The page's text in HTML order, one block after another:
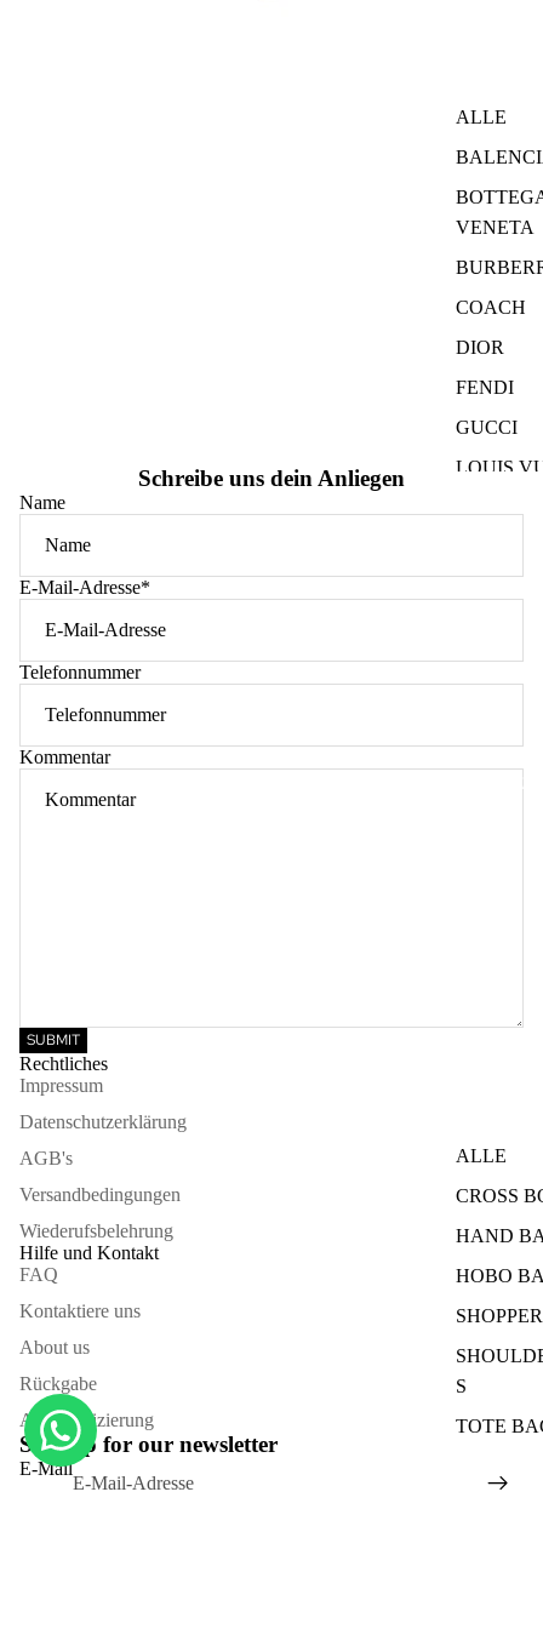
ALLE
VENETA
COACH
DIOR
FENDI
GUCCI
LOUIS
ALLE
CROSS
HAND
HOBO
SHOPPER
S
TOTE
Schreibe uns dein Anliegen
Name
E-Mail-Adresse*
Telefonnummer
Kommentar
SUBMIT
Rechtliches
Impressum
Datenschutzerklärung
AGB's
Versandbedingungen
Wiederufsbelehrung
Hilfe und Kontakt
FAQ
Kontaktiere uns
About us
Rückgabe
Authentifizierung
Sign up for our newsletter
E-Mail